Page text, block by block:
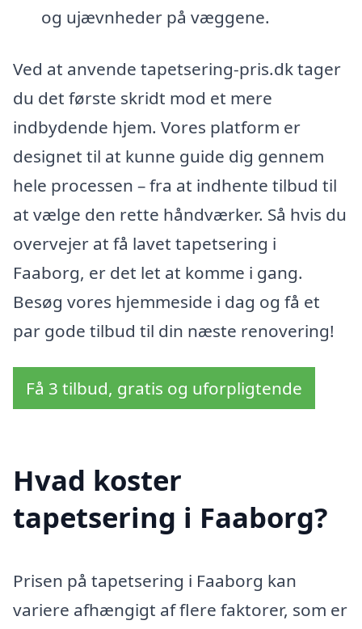
og ujævnheder på væggene.
Ved at anvende tapetsering-pris.dk tager
du det første skridt mod et mere
indbydende hjem. Vores platform er
designet til at kunne guide dig gennem
hele processen – fra at indhente tilbud til
at vælge den rette håndværker. Så hvis du
overvejer at få lavet tapetsering i
Faaborg, er det let at komme i gang.
Besøg vores hjemmeside i dag og få et
par gode tilbud til din næste renovering!
Få 3 tilbud, gratis og uforpligtende
Hvad koster
tapetsering i Faaborg?
Prisen på tapetsering i Faaborg kan
variere afhængigt af flere faktorer, som er